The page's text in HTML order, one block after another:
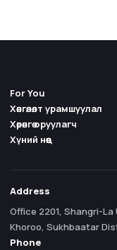
For You
Хөнгөлөлт урамшуулал
Хөрөнгө оруулагч
Хүний нөөц
Address
Office 2201, Shangri-
Khoroo, Sukhbaatar
Phone